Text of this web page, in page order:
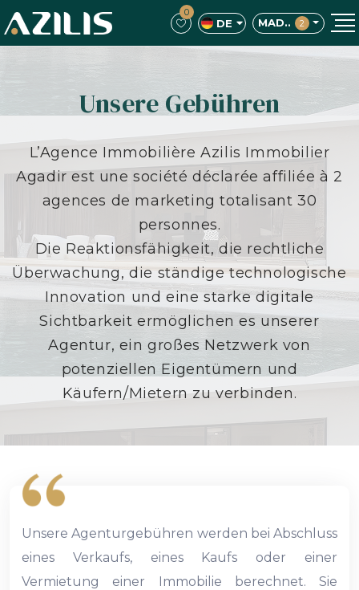
0
DE MAD.. 2
Unsere Gebühren
L’Agence Immobilière Azilis Immobilier
Agadir est une société déclarée affiliée à 2
agences de marketing totalisant 30
personnes.
Die Reaktionsfähigkeit, die rechtliche
Überwachung, die ständige technologische
Innovation und eine starke digitale
Sichtbarkeit ermöglichen es unserer
Agentur, ein großes Netzwerk von
potenziellen Eigentümern und
Käufern/Mietern zu verbinden.
Unsere Agenturgebühren werden bei Abschluss
eines Verkaufs, eines Kaufs oder einer
Vermietung einer Immobilie berechnet. Sie